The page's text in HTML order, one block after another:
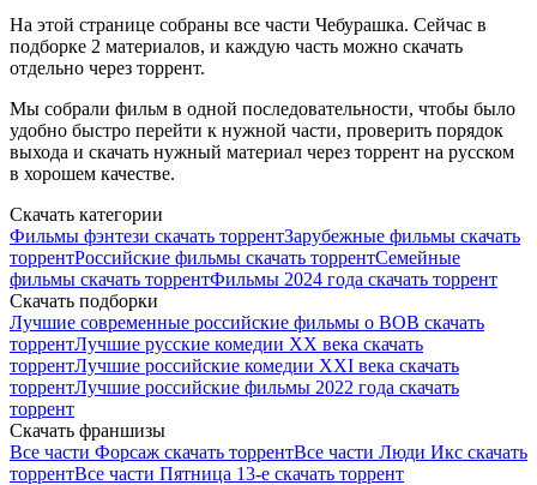
На этой странице собраны все части Чебурашка. Сейчас в
подборке 2 материалов, и каждую часть можно скачать
отдельно через торрент.
Мы собрали фильм в одной последовательности, чтобы было
удобно быстро перейти к нужной части, проверить порядок
выхода и скачать нужный материал через торрент на русском
в хорошем качестве.
Скачать категории
Фильмы фэнтези скачать торрентЗарубежные фильмы скачать
торрентРоссийские фильмы скачать торрентСемейные
фильмы скачать торрентФильмы 2024 года скачать торрент
Скачать подборки
Лучшие современные российские фильмы о ВОВ скачать
торрентЛучшие русские комедии XX века скачать
торрентЛучшие российские комедии XXI века скачать
торрентЛучшие российские фильмы 2022 года скачать
торрент
Скачать франшизы
Все части Форсаж скачать торрентВсе части Люди Икс скачать
торрентВсе части Пятница 13-е скачать торрент